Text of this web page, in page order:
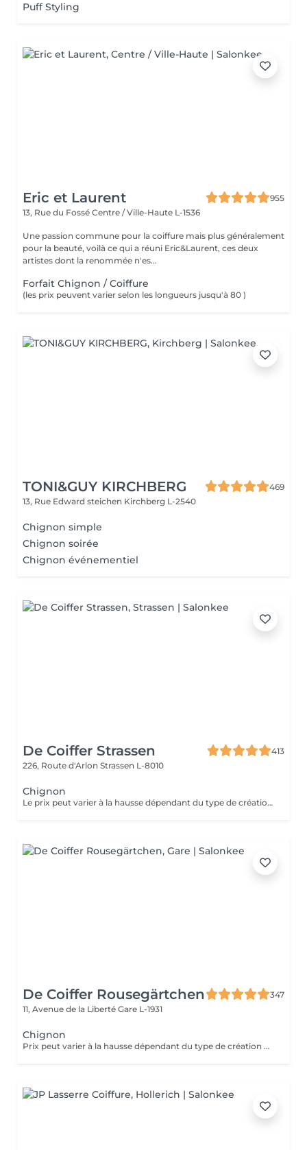
Puff Styling
Eric et Laurent
955
13, Rue du Fossé Centre / Ville-Haute L-1536
Une passion commune pour la coiffure mais plus généralement
pour la beauté, voilà ce qui a réuni Eric&Laurent, ces deux
artistes dont la renommée n'es...
Forfait Chignon / Coiffure
(les prix peuvent varier selon les longueurs jusqu'à 80 )
TONI&GUY KIRCHBERG
469
13, Rue Edward steichen Kirchberg L-2540
Chignon simple
Chignon soirée
Chignon événementiel
De Coiffer Strassen
413
226, Route d'Arlon Strassen L-8010
Chignon
Le prix peut varier à la hausse dépendant du type de création finalement réalisée.
De Coiffer Rousegärtchen
347
11, Avenue de la Liberté Gare L-1931
Chignon
Prix peut varier à la hausse dépendant du type de création finalement réalisée.